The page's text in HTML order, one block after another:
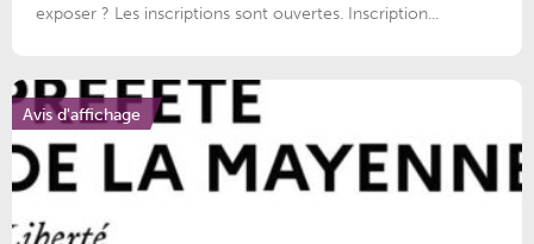
exposer ? Les inscriptions sont ouvertes. Inscription...
Avis d'affichage